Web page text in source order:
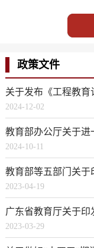
政策文件
关于发布《工程教育
2024-12-02
2024-10-11
2023-04-19
2023-03-29